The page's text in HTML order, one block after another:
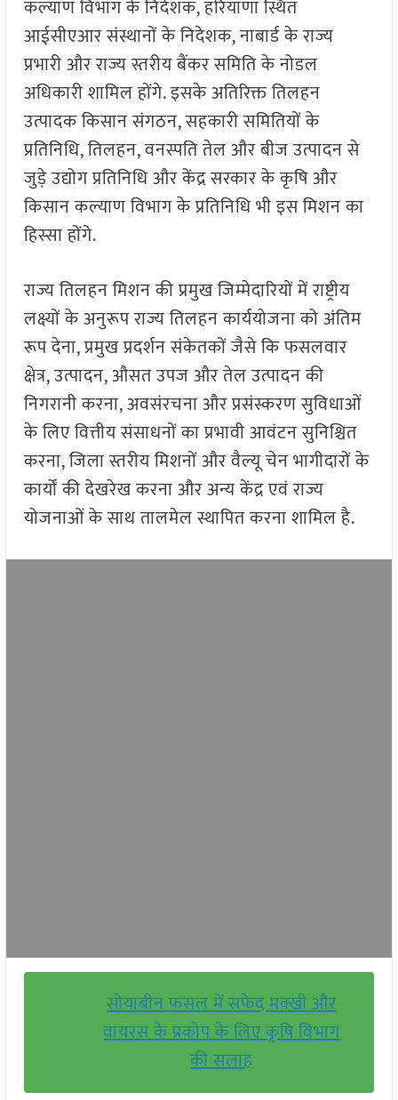
कल्याण विभाग के निदेशक, हरियाणा स्थित
आईसीएआर संस्थानों के निदेशक, नाबार्ड के राज्य
प्रभारी और राज्य स्तरीय बैंकर समिति के नोडल
अधिकारी शामिल होंगे. इसके अतिरिक्त तिलहन
उत्पादक किसान संगठन, सहकारी समितियों के
प्रतिनिधि, तिलहन, वनस्पति तेल और बीज उत्पादन से
जुड़े उद्योग प्रतिनिधि और केंद्र सरकार के कृषि और
किसान कल्याण विभाग के प्रतिनिधि भी इस मिशन का
हिस्सा होंगे.
राज्य तिलहन मिशन की प्रमुख जिम्मेदारियों में राष्ट्रीय
लक्ष्यों के अनुरूप राज्य तिलहन कार्ययोजना को अंतिम
रूप देना, प्रमुख प्रदर्शन संकेतकों जैसे कि फसलवार
क्षेत्र, उत्पादन, औसत उपज और तेल उत्पादन की
निगरानी करना, अवसंरचना और प्रसंस्करण सुविधाओं
के लिए वित्तीय संसाधनों का प्रभावी आवंटन सुनिश्चित
करना, जिला स्तरीय मिशनों और वैल्यू चेन भागीदारों के
कार्यों की देखरेख करना और अन्य केंद्र एवं राज्य
योजनाओं के साथ तालमेल स्थापित करना शामिल है.
सोयाबीन फसल में सफेद मक्खी और
वायरस के प्रकोप के लिए कृषि विभाग
की सलाह